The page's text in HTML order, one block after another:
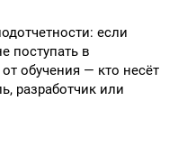
если
поступать в
обучения — кто несёт
разработчик или